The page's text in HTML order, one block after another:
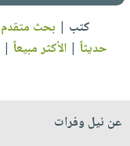
كتب | بحث متقدم
حديثاً |الأكثر مبيعاً |
عن نيل وفرات